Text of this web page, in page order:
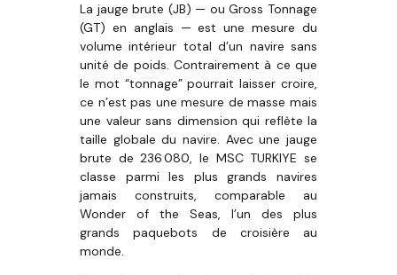
La jauge brute (JB) — ou Gross Tonnage
(GT) en anglais — est une mesure du
volume intérieur total d’un navire sans
unité de poids. Contrairement à ce que
le mot “tonnage” pourrait laisser croire,
ce n’est pas une mesure de masse mais
une valeur sans dimension qui reflète la
taille globale du navire. Avec une jauge
brute de 236 080, le MSC TURKIYE se
classe parmi les plus grands navires
jamais construits, comparable au
Wonder of the Seas, l’un des plus
grands paquebots de croisière au
monde.